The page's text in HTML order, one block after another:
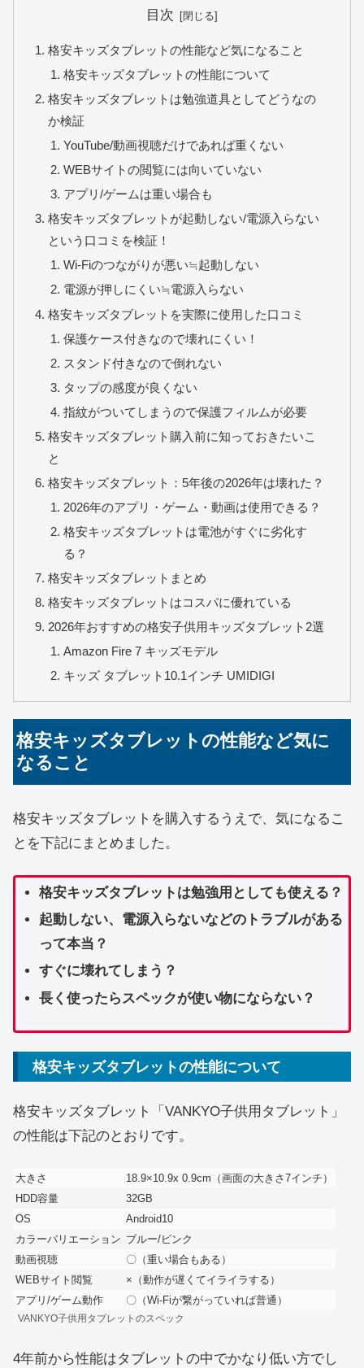
目次
格安キッズタブレットの性能など気になること
格安キッズタブレットの性能について
格安キッズタブレットは勉強道具としてどうなの
か検証
YouTube/動画視聴だけであれば重くない
WEBサイトの閲覧には向いていない
アプリ/ゲームは重い場合も
格安キッズタブレットが起動しない/電源入らない
という口コミを検証！
Wi-Fiのつながりが悪い≒起動しない
電源が押しにくい≒電源入らない
格安キッズタブレットを実際に使用した口コミ
保護ケース付きなので壊れにくい！
スタンド付きなので倒れない
タップの感度が良くない
指紋がついてしまうので保護フィルムが必要
格安キッズタブレット購入前に知っておきたいこ
と
格安キッズタブレット：5年後の2026年は壊れた？
2026年のアプリ・ゲーム・動画は使用できる？
格安キッズタブレットは電池がすぐに劣化す
る？
格安キッズタブレットまとめ
格安キッズタブレットはコスパに優れている
2026年おすすめの格安子供用キッズタブレット2選
Amazon Fire 7 キッズモデル
キッズ タブレット10.1インチ UMIDIGI
格安キッズタブレットの性能など気に
なること
格安キッズタブレットを購入するうえで、気になるこ
とを下記にまとめました。
格安キッズタブレットは勉強用としても使える？
起動しない、電源入らないなどのトラブルがある
って本当？
すぐに壊れてしまう？
長く使ったらスペックが使い物にならない？
格安キッズタブレットの性能について
格安キッズタブレット「VANKYO子供用タブレット」
の性能は下記のとおりです。
大きさ
18.9×10.9x 0.9cm（画面の大きさ7インチ）
HDD容量
32GB
OS
Android10
カラーバリエーション ブルー/ピンク
動画視聴
〇（重い場合もある）
WEBサイト閲覧
×（動作が遅くてイライラする）
アプリ/ゲーム動作
〇（Wi-Fiが繋がっていれば普通）
VANKYO子供用タブレットのスペック
4年前から性能はタブレットの中でかなり低い方でし